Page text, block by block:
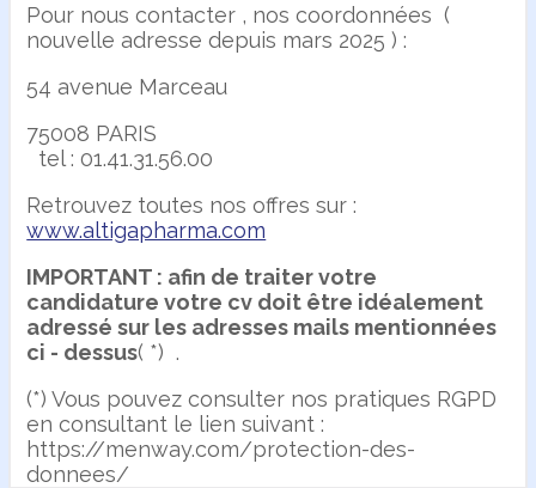
Pour nous contacter , nos coordonnées (
nouvelle adresse depuis mars 2025 ) :
54 avenue Marceau
75008 PARIS
tel : 01.41.31.56.00
Retrouvez toutes nos offres sur :
www.altigapharma.com
IMPORTANT : afin de traiter votre
candidature votre cv doit être idéalement
adressé sur les adresses mails mentionnées
ci - dessus( *) .
(*) Vous pouvez consulter nos pratiques RGPD
en consultant le lien suivant :
https://menway.com/protection-des-
donnees/